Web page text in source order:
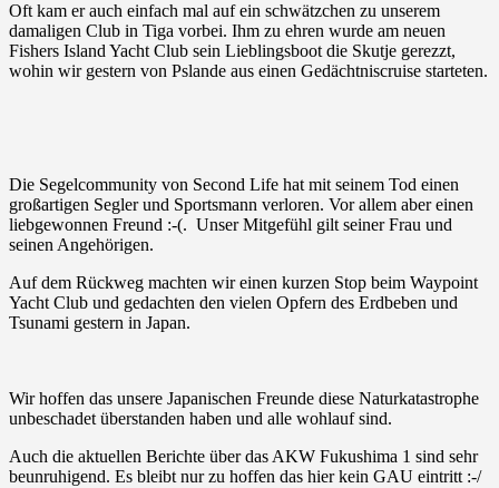
Oft kam er auch einfach mal auf ein schwätzchen zu unserem
damaligen Club in Tiga vorbei. Ihm zu ehren wurde am neuen
Fishers Island Yacht Club sein Lieblingsboot die Skutje gerezzt,
wohin wir gestern von Pslande aus einen Gedächtniscruise starteten.
Die Segelcommunity von Second Life hat mit seinem Tod einen
großartigen Segler und Sportsmann verloren. Vor allem aber einen
liebgewonnen Freund :-(. Unser Mitgefühl gilt seiner Frau und
seinen Angehörigen.
Auf dem Rückweg machten wir einen kurzen Stop beim Waypoint
Yacht Club und gedachten den vielen Opfern des Erdbeben und
Tsunami gestern in Japan.
Wir hoffen das unsere Japanischen Freunde diese Naturkatastrophe
unbeschadet überstanden haben und alle wohlauf sind.
Auch die aktuellen Berichte über das AKW Fukushima 1 sind sehr
beunruhigend. Es bleibt nur zu hoffen das hier kein GAU eintritt :-/